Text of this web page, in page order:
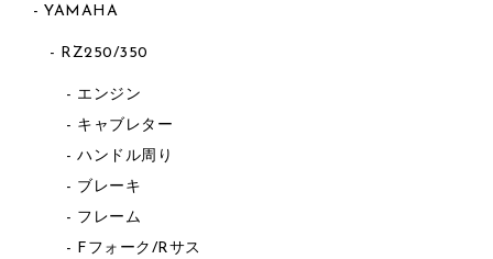
YAMAHA
RZ250/350
エンジン
キャブレター
ハンドル周り
ブレーキ
フレーム
Fフォーク/Rサス